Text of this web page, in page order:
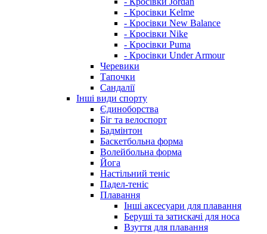
- Кросівки Kelme
- Кросівки New Balance
- Кросівки Nike
- Кросівки Puma
- Кросівки Under Armour
Черевики
Тапочки
Сандалії
Інші види спорту
Єдиноборства
Біг та велоспорт
Бадмінтон
Баскетбольна форма
Волейбольна форма
Йога
Настільний теніс
Падел-теніс
Плавання
Інші аксесуари для плавання
Беруші та затискачі для носа
Взуття для плавання